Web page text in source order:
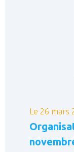
Le 26 mars